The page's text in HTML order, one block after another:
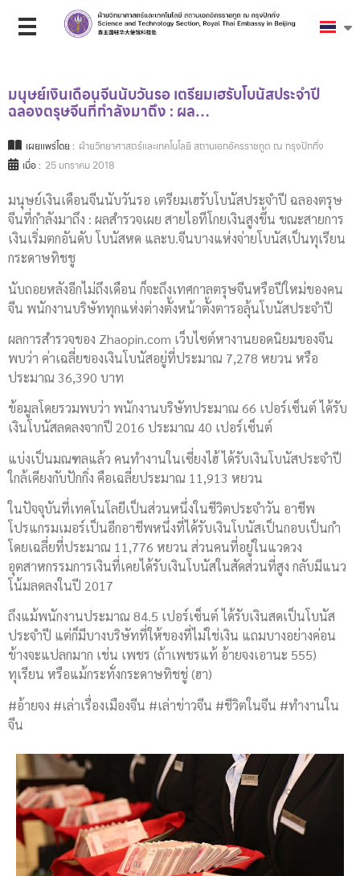
มนุษย์เงินเดือนจีนนับวันรอ เตรียมเฮรับโบนัสประจำปี
ฉลองตรุษจีนที่กำลังมาถึง : ผล…
เผยแพร่โดย : ฝ่ายวิทยาศาสตร์และเทคโนโลยี สถานเอกอัครราชทูต ณ กรุงปักกิ่ง
เมื่อ : 25 มกราคม 2018
มนุษย์เงินเดือนจีนนับวันรอ เตรียมเฮรับโบนัสประจำปี ฉลองตรุษ
จีนที่กำลังมาถึง : ผลสำรวจเผย สายไอทีโกยเงินสูงขึ้น ขณะสายการ
เงินเริ่มตกอันดับ โบนัสหด และบ.จีนบางแห่งจ่ายโบนัสเป็นทุเรียน
กระดาษทิชชู
นับถอยหลังอีกไม่ถึงเดือน ก็จะถึงเทศกาลตรุษจีนหรือปีใหม่ของคน
จีน พนักงานบริษัททุกแห่งต่างตั้งหน้าตั้งตารอลุ้นโบนัสประจำปี
ผลการสำรวจของ Zhaopin.com เว็บไซต์หางานยอดนิยมของจีน
พบว่า ค่าเฉลี่ยของเงินโบนัสอยู่ที่ประมาณ 7,278 หยวน หรือ
ประมาณ 36,390 บาท
ข้อมูลโดยรวมพบว่า พนักงานบริษัทประมาณ 66 เปอร์เซ็นต์ ได้รับ
เงินโบนัสลดลงจากปี 2016 ประมาณ 40 เปอร์เซ็นต์
แบ่งเป็นมณฑลแล้ว คนทำงานในเซี่ยงไฮ้ ได้รับเงินโบนัสประจำปี
ใกล้เคียงกับปักกิ่ง คือเฉลี่ยประมาณ 11,913 หยวน
ในปัจจุบันที่เทคโนโลยีเป็นส่วนหนึ่งในชีวิตประจำวัน อาชีพ
โปรแกรมเมอร์เป็นอีกอาชีพหนึ่งที่ได้รับเงินโบนัสเป็นกอบเป็นกำ
โดยเฉลี่ยที่ประมาณ 11,776 หยวน ส่วนคนที่อยู่ในแวดวง
อุตสาหกรรมการเงินที่เคยได้รับเงินโบนัสในสัดส่วนที่สูง กลับมีแนว
โน้มลดลงในปี 2017
ถึงแม้พนักงานประมาณ 84.5 เปอร์เซ็นต์ ได้รับเงินสดเป็นโบนัส
ประจำปี แต่ก็มีบางบริษัทที่ให้ของที่ไม่ใช่เงิน แถมบางอย่างค่อน
ข้างจะแปลกมาก เช่น เพชร (ถ้าเพชรแท้ อ้ายจงเอานะ 555)
ทุเรียน หรือแม้กระทั่งกระดาษทิชชู่ (ฮา)
#อ้ายจง #เล่าเรื่องเมืองจีน #เล่าข่าวจีน #ชีวิตในจีน #ทำงานใน
จีน